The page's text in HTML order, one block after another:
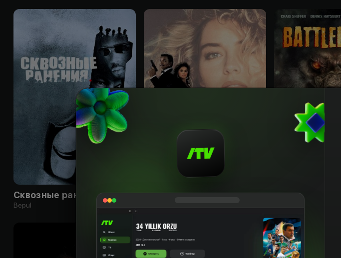
Сквозные ранения
Bepul
Боевик Джексон Боевые псы